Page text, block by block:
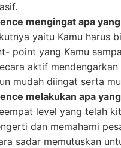
mengingat apa
yaitu Kamu harus
point yang Kamu
aktif
mudah diingat serta
melakukan apa
level yang telah
dan memahami
sadar memutuskan